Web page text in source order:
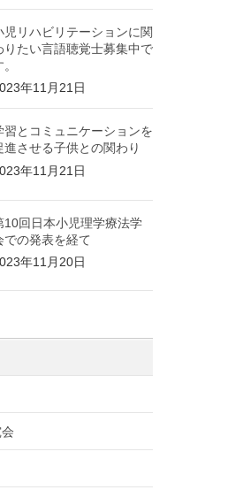
児リハビリテーションに関
りたい言語聴覚士募集中で
年11月21日
習とコミュニケーションを
進させる子供との関わり
年11月21日
10回日本小児理学療法学
での発表を経て
年11月20日